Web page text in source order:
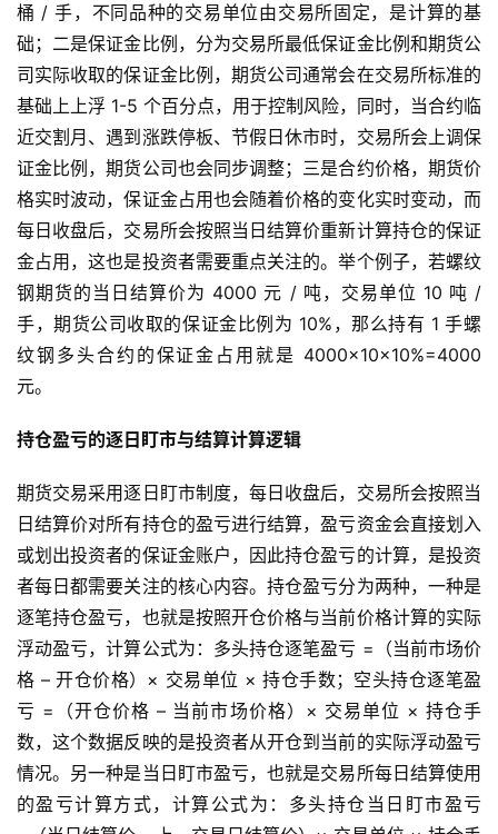
原
油
期
货
国
际
期
货
桶 / 手，不同品种的交易单位由交易所固定，是计算的基
础；二是保证金比例，分为交易所最低保证金比例和期货公
司实际收取的保证金比例，期货公司通常会在交易所标准的
基础上上浮 1-5 个百分点，用于控制风险，同时，当合约临
近交割月、遇到涨跌停板、节假日休市时，交易所会上调保
证金比例，期货公司也会同步调整；三是合约价格，期货价
格实时波动，保证金占用也会随着价格的变化实时变动，而
每日收盘后，交易所会按照当日结算价重新计算持仓的保证
金占用，这也是投资者需要重点关注的。举个例子，若螺纹
钢期货的当日结算价为 4000 元 / 吨，交易单位 10 吨 /
手，期货公司收取的保证金比例为 10%，那么持有 1 手螺
纹钢多头合约的保证金占用就是 4000×10×10%=4000
元。
持仓盈亏的逐日盯市与结算计算逻辑
期货交易采用逐日盯市制度，每日收盘后，交易所会按照当
日结算价对所有持仓的盈亏进行结算，盈亏资金会直接划入
或划出投资者的保证金账户，因此持仓盈亏的计算，是投资
者每日都需要关注的核心内容。持仓盈亏分为两种，一种是
逐笔持仓盈亏，也就是按照开仓价格与当前价格计算的实际
浮动盈亏，计算公式为：多头持仓逐笔盈亏 =（当前市场价
格 – 开仓价格）× 交易单位 × 持仓手数；空头持仓逐笔盈
亏 =（开仓价格 – 当前市场价格）× 交易单位 × 持仓手
数，这个数据反映的是投资者从开仓到当前的实际浮动盈亏
情况。另一种是当日盯市盈亏，也就是交易所每日结算使用
的盈亏计算方式，计算公式为：多头持仓当日盯市盈亏